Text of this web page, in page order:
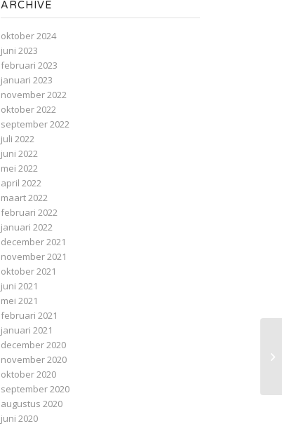
ARCHIVE
oktober 2024
juni 2023
februari 2023
januari 2023
november 2022
oktober 2022
september 2022
juli 2022
juni 2022
mei 2022
april 2022
maart 2022
februari 2022
januari 2022
december 2021
november 2021
oktober 2021
juni 2021
mei 2021
februari 2021
januari 2021
december 2020
november 2020
oktober 2020
september 2020
augustus 2020
juni 2020